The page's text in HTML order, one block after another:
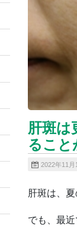
肝斑は
ること
2022年11月
肝斑は、
でも、最